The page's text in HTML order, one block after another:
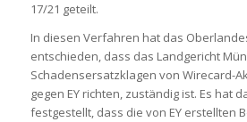
17/21 geteilt.
In diesen Verfahren hat das
entschieden, dass das Landgericht
Schadensersatzklagen von Wirecard-
gegen EY richten, zuständig ist. Es hat
festgestellt, dass die von EY erstellten